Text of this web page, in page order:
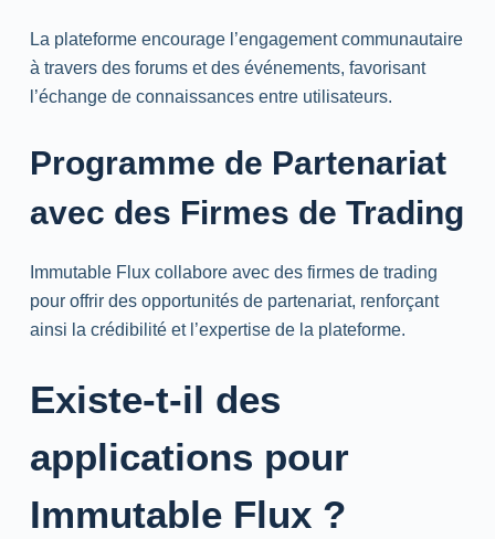
La plateforme encourage l’engagement communautaire
à travers des forums et des événements, favorisant
l’échange de connaissances entre utilisateurs.
Programme de Partenariat
avec des Firmes de Trading
Immutable Flux collabore avec des firmes de trading
pour offrir des opportunités de partenariat, renforçant
ainsi la crédibilité et l’expertise de la plateforme.
Existe-t-il des
applications pour
Immutable Flux ?